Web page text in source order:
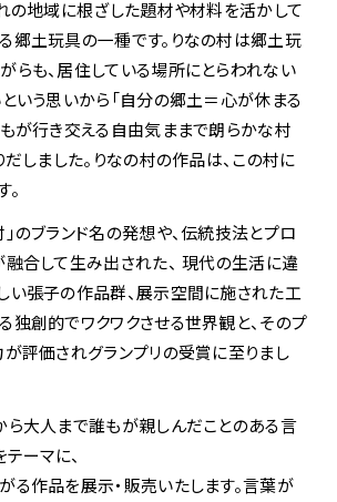
MoN Shop by Spiral
MoN Kitchen by Spiral
れの地域に根ざした題材や材料を活かして
郷土玩具の一種です。りなの村は郷土玩
らも、居住している場所にとらわれない
という思いから「自分の郷土＝心が休まる
もが行き交える自由気ままで朗らかな村
だしました。りなの村の作品は、この村に
のブランド名の発想や、伝統技法とプロ
融合して生み出された、 現代の生活に違
い張子の作品群、展示空間に施された工
独創的でワクワクさせる世界観と、そのプ
が評価されグランプリの受賞に至りまし
ら大人まで誰もが親しんだことのある言
テーマに、
る作品を展示・販売いたします。言葉が